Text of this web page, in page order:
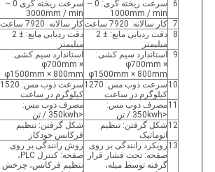
6
سرعت ریخته گری: 0 ~
1000mm / min
سرعت ریخته گری 0 ~
3000mm / min
7 کار سالانه: 7920 ساعت کار سالانه: 7920 ساعت
8
دقت ردیابی مایع: ± 2
میلیمتر
دقت ردیابی مایع: ± 2
میلیمتر
9
استاندارد سیم کشی:
φ700mm ×
φ1500mm × 800mm
استاندارد سیم کشی:
φ700mm ×
φ1500mm × 800mm
10
سرعت ذوب مس: 1270
کیلوگرم در ساعت
سرعت ذوب مس: 1520
کیلوگرم در ساعت
11مصرف ذوب مس:
<350kwh / تن
مصرف ذوب مس:
<350kwh / تن
12 شکل گرفتن: تنظیم
اتوماتیک
شکل گرفتن: تنظیم
فرکانس خودکار
13 رویکرد رانندگی بر روی
صفحه: تحت فشار قرار
گرفته توسط میله،
روش رانندگی بر روی
صفحه: کنترل PLC،
تنظیم فرکانس، چرخش